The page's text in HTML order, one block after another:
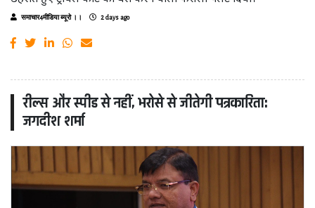
समाचार4मीडिया ब्यूरो ।। 2 days ago
रील्स और स्पीड से नहीं, भरोसे से जीतेगी पत्रकारिता:
जगदीश शर्मा